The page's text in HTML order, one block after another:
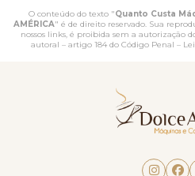
O conteúdo do texto "Quanto Custa
AMÉRICA" é de direito reservado. Sua
nossos links, é proibida sem a autorização
autoral – artigo 184 do Código Penal –